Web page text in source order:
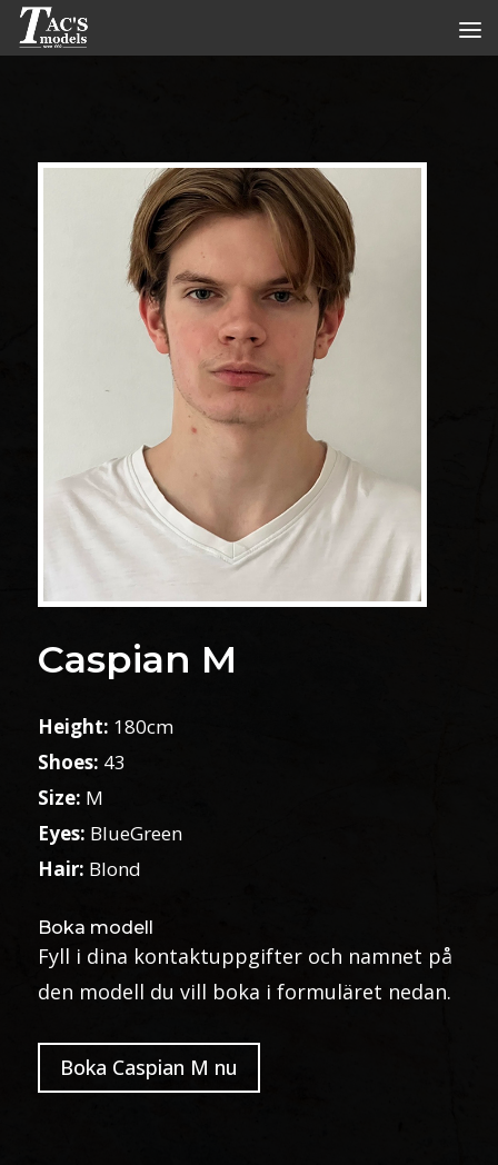
Caspian M
Height: 180cm
Shoes: 43
Size: M
Eyes: BlueGreen
Hair: Blond
Boka modell
Fyll i dina kontaktuppgifter och namnet på
den modell du vill boka i formuläret nedan.
Boka Caspian M nu